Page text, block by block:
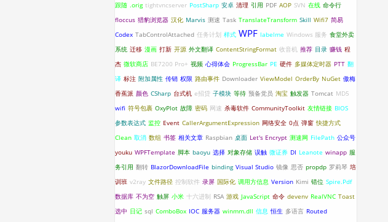
跟随 .orig tightvncserver PostSharp 安卓 清理 引用 PDF AOP SVN 在线 命令行
floccus 猎豹浏览器 汉化 Marvis 测速 Task TranslateTransform Skill Wifi7 简易
Codex TabControlAttached 任务计划 样式 WPF labelme Windows 服务 食堂外卖
系统 迁移 漫画 打新 开源 外文翻译 ContentStringFormat 收音机 推荐 目录 赚钱 程
杰 微软商店 BE7200 Pro+ 视频 心得体会 ProgressBar PE 硬件 多媒体定时器 PTT 翻
译 标注 附加属性 传销 权限 路由事件 Downloader ViewModel OrderBy NuGet 傲梅
香蕉派 颜色 CSharp 台式机 e招贷 子模块 等待 预备党员 淘宝 触发器 Tomcat MD5
wifi 符号包裹 OxyPlot 故障 密码 网速 杀毒软件 CommunityToolkit 友情链接 BIOS
参数表达式 监控 Event CallerArgumentExpression 网络安全 0点 弹窗 快捷方式
Clean 取消 数组 书签 相关文章 Raspbian 桌面 Let's Encrypt 测速网 FilePath 公众号
youku WPFTemplate 脚本 baoyu 选择 对象存储 误触 微证券 DI Leanote winapp 服
务引用 翻转 BlazorDownloadFile binding Visual Studio 镜像 思否 propdp 罗莉琴 培
训班 v2ray 文件路径 控制软件 录屏 国际化 调用方信息 Version Kimi 错位 Spire.Pdf
数据库 不为空 触屏 小米 十六进制 RSA 游戏 JavaScript 命令 devenv RealVNC Toast
选中 日记 sql ComboBox IOC 服务器 winmm.dll 信息 恒生 多语言 Routed